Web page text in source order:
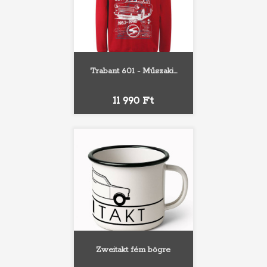
Trabant 601 - Műszaki...
Ár
11 990 Ft
Zweitakt fém bögre